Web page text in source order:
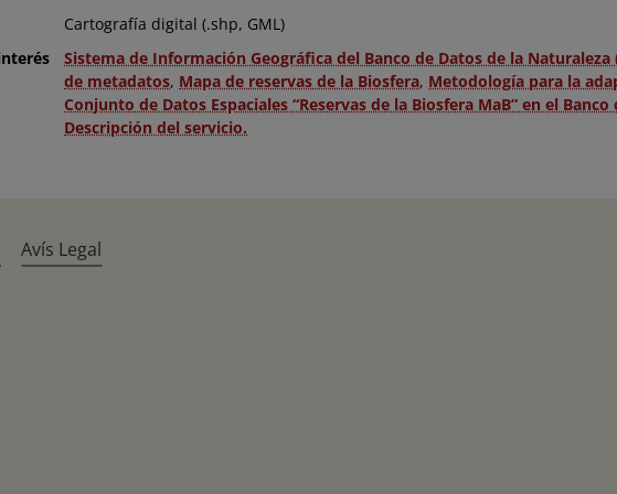
Cartografía digital (.shp, GML)
Sistema de Información Geográfica del Banco de Datos de la Naturaleza
de metadatos, Mapa de reservas de la Biosfera, Metodología para la
Conjunto de Datos Espaciales “Reservas de la Biosfera MaB” en el
Descripción del servicio.
Avís Legal